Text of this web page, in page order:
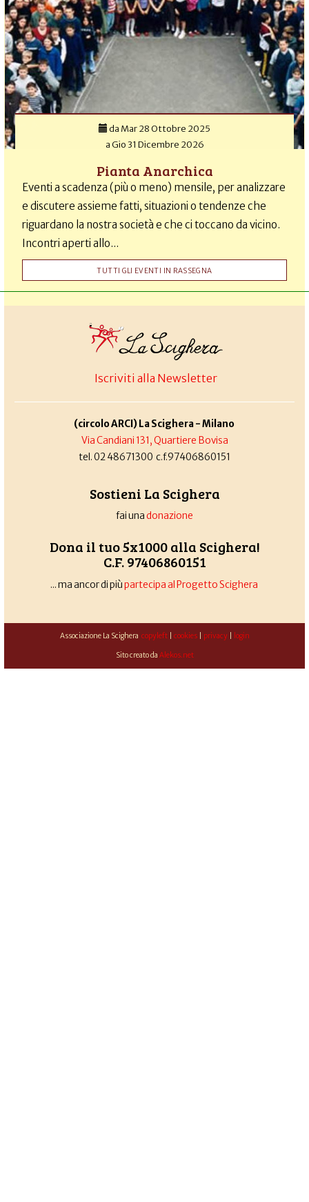
da Mar 28 Ottobre 2025
aGio 31 Dicembre 2026
Pianta Anarchica
Eventi a scadenza (più o meno) mensile, per analizzare
e discutere assieme fatti, situazioni o tendenze che
riguardano la nostra società e che ci toccano da vicino.
Incontri aperti allo...
TUTTI GLI EVENTI IN RASSEGNA
Iscriviti alla Newsletter
(circolo ARCI) La Scighera - Milano
Via Candiani 131, Quartiere Bovisa
tel. 02 48671300 c.f.97406860151
Sostieni La Scighera
fai unadonazione
Dona il tuo 5x1000 alla Scighera!
C.F. 97406860151
... ma ancor di piùpartecipa al Progetto Scighera
Associazione La Scighera copyleft| cookies| privacy| login
Sito creato da Alekos.net